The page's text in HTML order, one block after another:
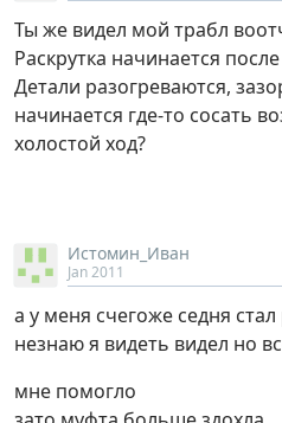
Ты же видел мой трабл
Раскрутка начинается
Детали разогреваются,
начинается где-то сосать
холостой ход?
Истомин_Иван
Jan 2011
а у меня счегоже седня
незнаю я видеть видел но
мне помогло